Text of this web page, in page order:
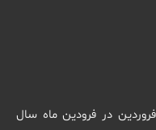
در فرودین ماه سال